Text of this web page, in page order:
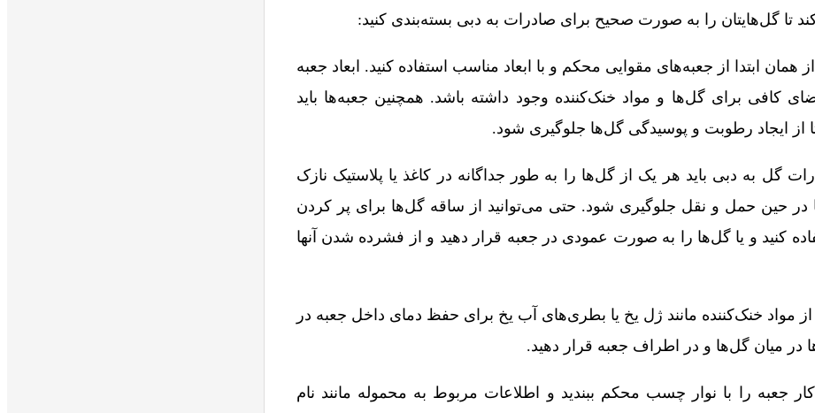
تا گل‌هایتان را به صورت صحیح برای صادرات به دبی بسته‌بندی کنید:
همان ابتدا از جعبه‌های مقوایی محکم و با ابعاد مناسب استفاده کنید. ابعاد جعبه
کافی برای گل‌ها و مواد خنک‌کننده وجود داشته باشد. همچنین جعبه‌ها باید
از ایجاد رطوبت و پوسیدگی گل‌ها جلوگیری شود.
گل به دبی باید هر یک از گل‌ها را به طور جداگانه در کاغذ یا پلاستیک نازک
در حین حمل و نقل جلوگیری شود. حتی می‌توانید از ساقه گل‌ها برای پر کردن
کنید و یا گل‌ها را به صورت عمودی در جعبه قرار دهید و از فشرده شدن آنها
از مواد خنک‌کننده مانند ژل یخ یا بطری‌های آب یخ برای حفظ دمای داخل جعبه در
در میان گل‌ها و در اطراف جعبه قرار دهید.
کار جعبه را با نوار چسب محکم ببندید و اطلاعات مربوط به محموله مانند نام